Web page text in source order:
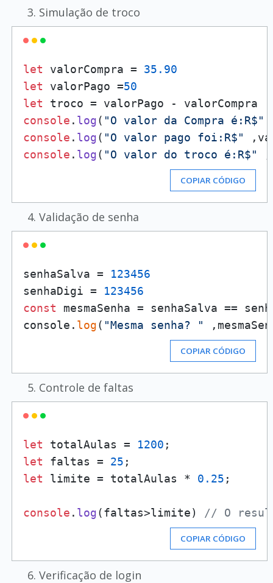
Simulação de troco
let valorCompra = 35.90
let valorPago =50
let
console . log( "O valor da Compra é:R$"
console . log( "O valor pago foi:R$"
console . log( "O valor do troco é:R$"
COPIAR CÓDIGO
Validação de senha
senhaSalva = 123456
senhaDigi = 123456
const mesmaSenha = senhaSalva ==
console. log( "Mesma senha? "
COPIAR CÓDIGO
Controle de faltas
let totalAulas = 1200
let faltas = 25
let limite = totalAulas * 0.25 ;
console . log(faltas>limite) // O
COPIAR CÓDIGO
Verificação de login